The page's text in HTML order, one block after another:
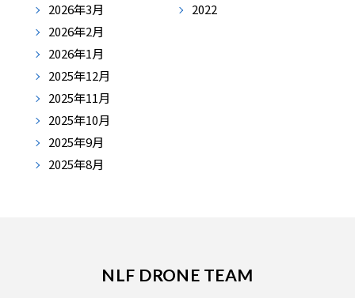
2026年3月
2026年2月
2026年1月
2025年12月
2025年11月
2025年10月
2025年9月
2025年8月
2022
NLF DRONE TEAM